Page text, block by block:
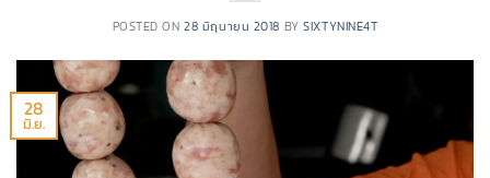
POSTED ON28 มิถุนายน 2018 BYSIXTYNINE4T
28
มิ.ย.